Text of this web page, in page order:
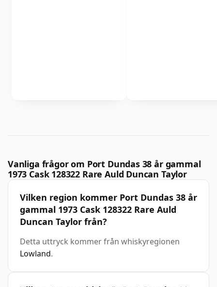
Vanliga frågor om Port Dundas 38 år gammal
1973 Cask 128322 Rare Auld Duncan Taylor
Vilken region kommer Port Dundas 38 år
gammal 1973 Cask 128322 Rare Auld
Duncan Taylor från?
Detta uttryck kommer från whiskyregionen
Lowland.